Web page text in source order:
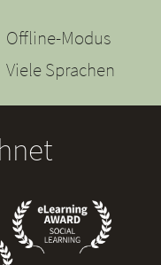
Offline-Modus
Viele Sprachen